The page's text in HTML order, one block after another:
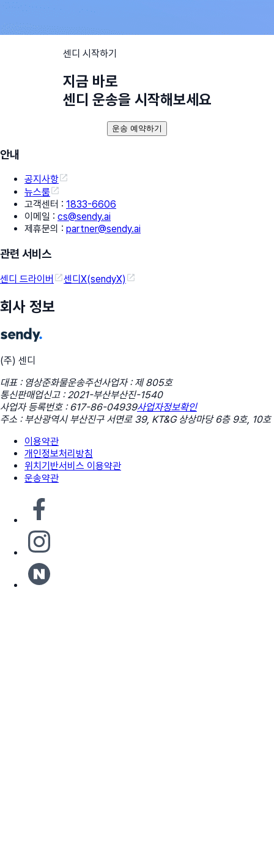
센디 시작하기
지금 바로
센디 운송을 시작해보세요
운송 예약하기
안내
공지사항
뉴스룸
고객센터 : 1833-6606
이메일 : cs@sendy.ai
제휴문의 : partner@sendy.ai
관련 서비스
센디 드라이버 센디X(sendyX)
회사 정보
(주) 센디
대표 : 염상준화물운송주선사업자 : 제 805호
통신판매업신고 : 2021-부산부산진-1540
사업자 등록번호 : 617-86-04939사업자정보확인
주소 : 부산광역시 부산진구 서면로 39, KT&G 상상마당 6층 9호, 10호
이용약관
개인정보처리방침
위치기반서비스 이용약관
운송약관